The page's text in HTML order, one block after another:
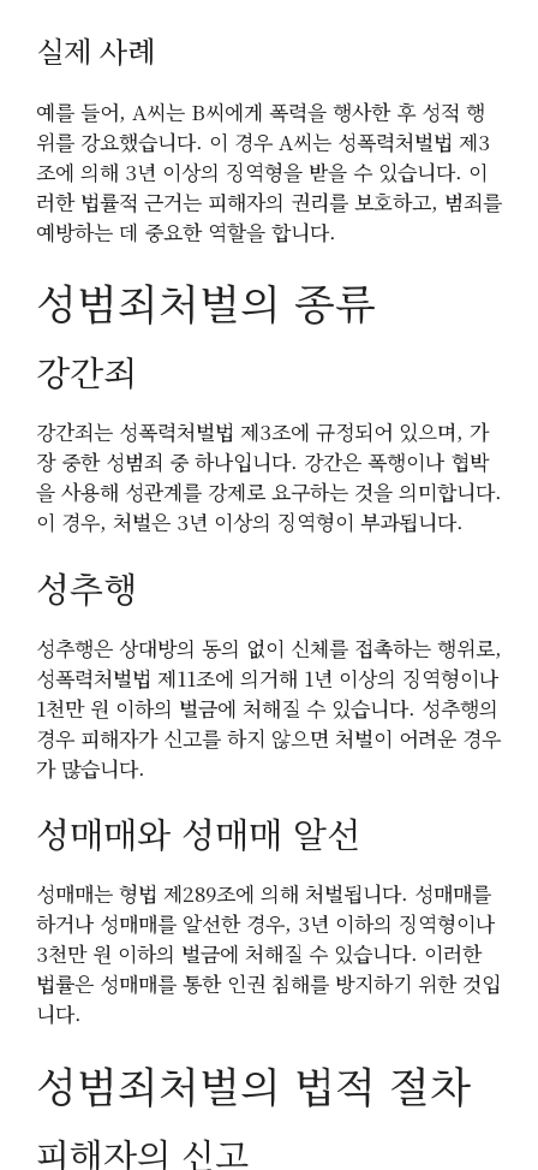
실제 사례
예를 들어, A씨는 B씨에게 폭력을 행사한 후 성적 행
위를 강요했습니다. 이 경우 A씨는 성폭력처벌법 제3
조에 의해 3년 이상의 징역형을 받을 수 있습니다. 이
러한 법률적 근거는 피해자의 권리를 보호하고, 범죄를
예방하는 데 중요한 역할을 합니다.
성범죄처벌의 종류
강간죄
강간죄는 성폭력처벌법 제3조에 규정되어 있으며, 가
장 중한 성범죄 중 하나입니다. 강간은 폭행이나 협박
을 사용해 성관계를 강제로 요구하는 것을 의미합니다.
이 경우, 처벌은 3년 이상의 징역형이 부과됩니다.
성추행
성추행은 상대방의 동의 없이 신체를 접촉하는 행위로,
성폭력처벌법 제11조에 의거해 1년 이상의 징역형이나
1천만 원 이하의 벌금에 처해질 수 있습니다. 성추행의
경우 피해자가 신고를 하지 않으면 처벌이 어려운 경우
가 많습니다.
성매매와 성매매 알선
성매매는 형법 제289조에 의해 처벌됩니다. 성매매를
하거나 성매매를 알선한 경우, 3년 이하의 징역형이나
3천만 원 이하의 벌금에 처해질 수 있습니다. 이러한
법률은 성매매를 통한 인권 침해를 방지하기 위한 것입
니다.
성범죄처벌의 법적 절차
피해자의 신고